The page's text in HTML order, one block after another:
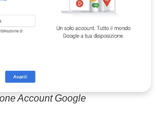
Account Google